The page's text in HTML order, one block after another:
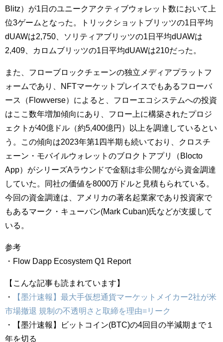
Blitz）が1日のユニークアクティブウォレット数において上
位3ゲームとなった。トリックショットブリッツの1日平均
dUAWは2,750、ソリティアブリッツの1日平均dUAWは
2,409、カロムブリッツの1日平均dUAWは210だった。
また、フローブロックチェーンの独立メディアプラットフ
ォームであり、NFTマーケットプレイスでもあるフローバ
ース（Flowverse）によると、フローエコシステムへの投資
はここ数年増加傾向にあり、フロー上に構築されたプロジ
ェクトが40億ドル（約5,400億円）以上を調達しているとい
う。この傾向は2023年第1四半期も続いており、クロスチ
ェーン・モバイルウォレットのブロクトアプリ（Blocto
App）がシリーズAラウンドで金額は非公開ながら資金調達
していた。同社の価値を8000万ドルと見積もられている。
今回の資金調達は、アメリカの著名起業家であり投資家で
もあるマーク・キューバン(Mark Cuban)氏などが支援して
いる。
参考
・Flow Dapp Ecosystem Q1 Report
【こんな記事も読まれています】
・
【墨汁速報】最大手仮想通貨マーケットメイカー2社が米
市場撤退 規制の不透明さと取締を理由=リーク
・【墨汁速報】ビットコイン(BTC)の4回目の半減期まで１
年を切る